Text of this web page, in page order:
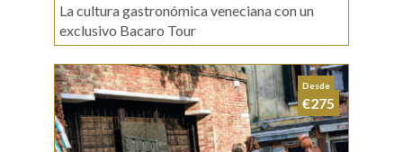
La cultura gastronómica veneciana con un
exclusivo Bacaro Tour
Desde
€275